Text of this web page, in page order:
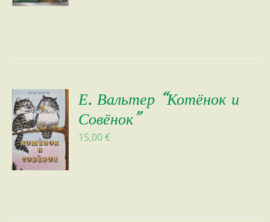
Е. Вальтер “Котёнок и
Совёнок”
15,00€